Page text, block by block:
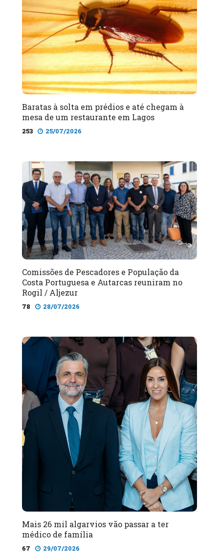
Baratas à solta em prédios e até chegam à
mesa de um restaurante em Lagos
253 25/07/2026
Comissões de Pescadores e População da
Costa Portuguesa e Autarcas reuniram no
Rogil / Aljezur
78 28/07/2026
Mais 26 mil algarvios vão passar a ter
médico de família
67 29/07/2026